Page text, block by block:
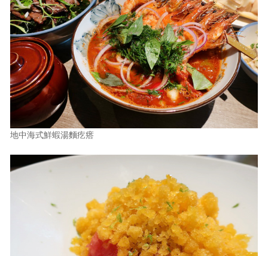
地中海式鮮蝦湯麵疙瘩